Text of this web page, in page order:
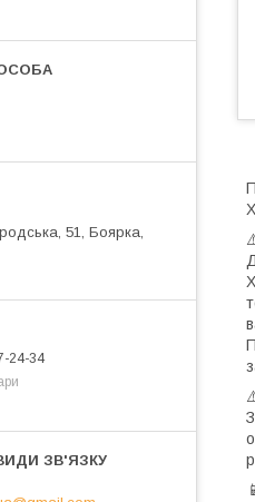
51, Боярка,
24-34